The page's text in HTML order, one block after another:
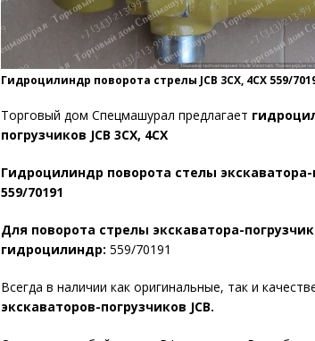
Гидроцилиндр поворота стрелы JCB 3CX, 4CX 559/
Торговый дом Спецмашурал предлагает
погрузчиков JCB 3CX, 4CX
Гидроцилиндр поворота стелы
559/70191
Для поворота стрелы экскаватора-
гидроцилиндр: 559/70191
Всегда в наличии как оригинальные, так и
экскаваторов-погрузчиков JCB.